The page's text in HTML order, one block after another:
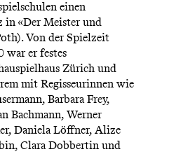
einen
in «Der Meister und
Von der Spielzeit
war er festes
Zürich und
mit Regisseurinnen wie
Barbara Frey,
Bachmann, Werner
Daniela Löffner, Alize
Clara Dobbertin und